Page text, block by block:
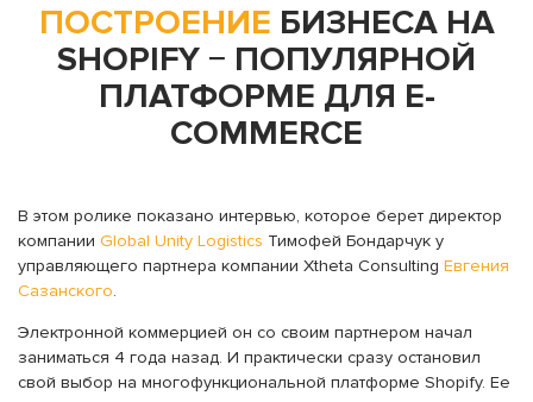
ПОСТРОЕНИЕ БИЗНЕСА НА
SHOPIFY − ПОПУЛЯРНОЙ
ПЛАТФОРМЕ ДЛЯ E-
COMMERCE
В этом ролике показано интервью, которое берет директор
компании Global Unity Logistics Тимофей Бондарчук у
управляющего партнера компании Xthetа Consulting Евгения
Сазанского.
Электронной коммерцией он со своим партнером начал
заниматься 4 года назад. И практически сразу остановил
свой выбор на многофункциональной платформе Shopify. Ее